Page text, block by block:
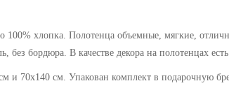
хлопка. Полотенца объемные, мягкие,
без бордюра. В качестве декора на полотенцах
и 70х140 см. Упакован комплект в подарочную